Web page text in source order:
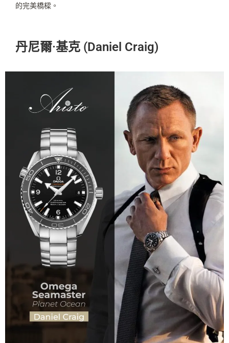
的完美橋樑。
丹尼爾·基克 (Daniel Craig)